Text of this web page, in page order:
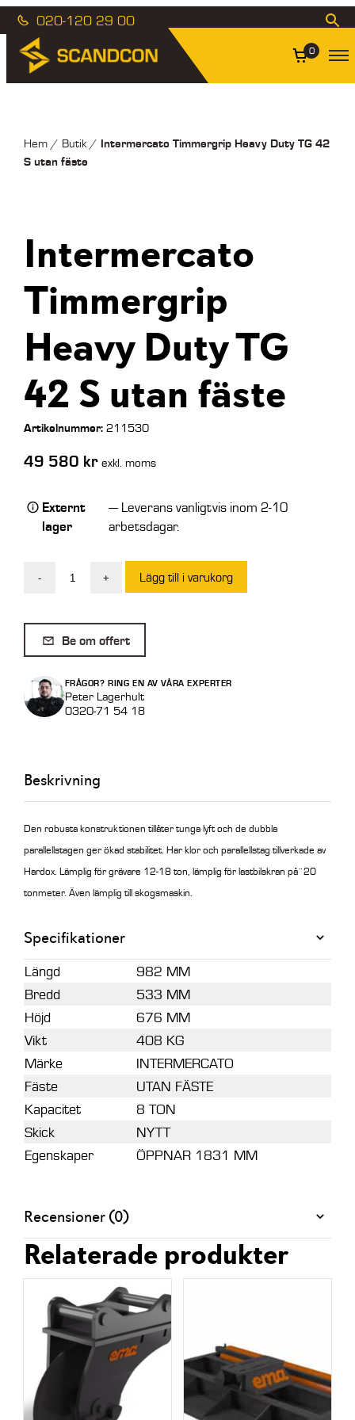
020-120 29 00
0
Hem/ Butik/ Intermercato Timmergrip Heavy Duty TG 42
S utan fäste
Intermercato
Timmergrip
Heavy Duty TG
42 S utan fäste
Artikelnummer:211530
49 580 kr exkl. moms
Externt
lager
— Leverans vanligtvis inom 2-10
arbetsdagar.
-
Intermercato
Heavy
Duty
42
S
mängd
+ Lägg till i varukorg
Be om offert
FRÅGOR? RING EN AV VÅRA EXPERTER
Peter Lagerhult
0320-71 54 18
Beskrivning
Den robusta konstruktionen tillåter tunga lyft och de dubbla
parallellstagen ger ökad stabilitet. Har klor och parallellstag tillverkade av
Hardox. Lämplig för grävare 12-18 ton, lämplig för lastbilskran på¨20
tonmeter. Även lämplig till skogsmaskin.
Specifikationer
Längd
982 MM
Bredd
533 MM
Höjd
676 MM
Vikt
408 KG
Märke
INTERMERCATO
Fäste
UTAN FÄSTE
Kapacitet
8 TON
Skick
NYTT
Egenskaper
ÖPPNAR 1831 MM
Recensioner (0)
Relaterade produkter